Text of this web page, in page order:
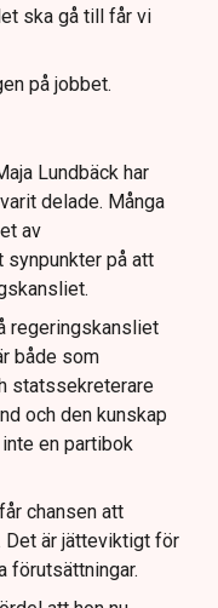
ska gå till får vi
på jobbet.
Lundbäck har
delade. Många
av
synpunkter på att
regeringskansliet
både som
statssekreterare
och den kunskap
en partibok
chansen att
är jätteviktigt för
förutsättningar.